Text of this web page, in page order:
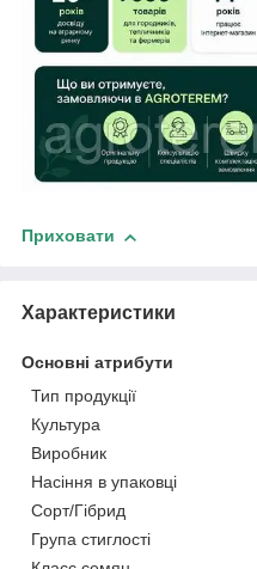
Приховати
Характеристики
Основні атрибути
Тип продукції
Культура
Виробник
Насіння в упаковці
Сорт/Гібрид
Група стиглості